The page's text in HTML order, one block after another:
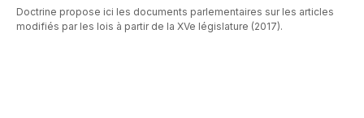
Doctrine propose ici les documents parlementaires sur les articles
modifiés par les lois à partir de la XVe législature (2017).